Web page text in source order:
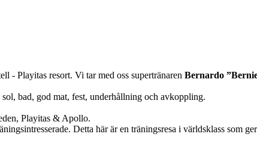
- Playitas resort. Vi tar med oss supertränaren Bernardo
bad, god mat, fest, underhållning och avkoppling.
Playitas & Apollo.
Detta här är en träningsresa i världsklass som